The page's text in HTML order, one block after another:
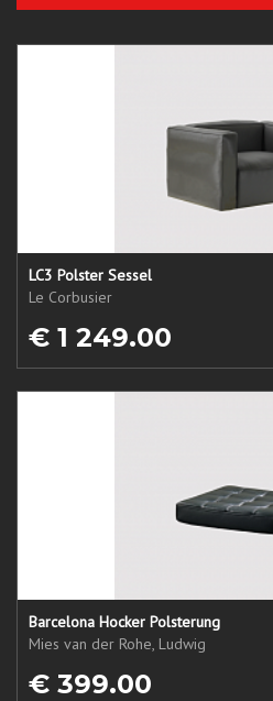
LC3 Polster Sessel
Le Corbusier
€ 1 249.00
Barcelona Hocker Polsterung
Mies van der Rohe, Ludwig
€ 399.00